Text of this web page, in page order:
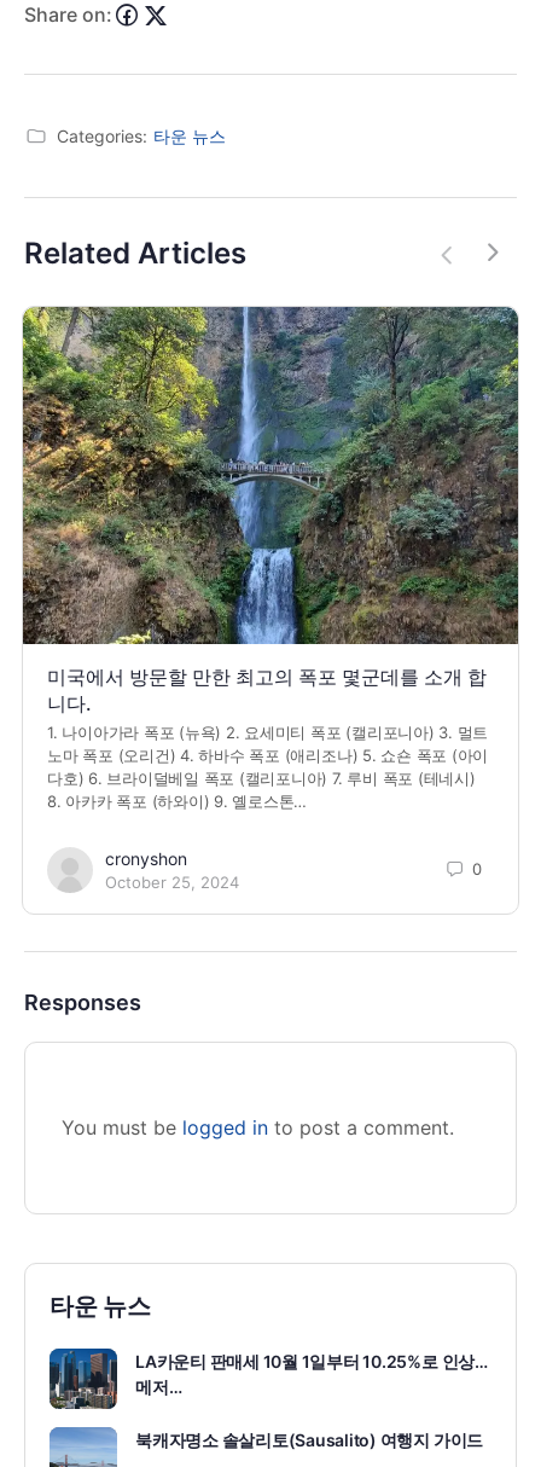
Share on:
Categories: 타운 뉴스
Related Articles
미국에서 방문할 만한 최고의 폭포 몇군데를 소개 합
니다.
1. 나이아가라 폭포 (뉴욕) 2. 요세미티 폭포 (캘리포니아) 3. 멀트
노마 폭포 (오리건) 4. 하바수 폭포 (애리조나) 5. 쇼숀 폭포 (아이
다호) 6. 브라이덜베일 폭포 (캘리포니아) 7. 루비 폭포 (테네시)
8. 아카카 폭포 (하와이) 9. 옐로스톤…
cronyshon
October 25, 2024
0
Responses
You must be logged in to post a comment.
타운 뉴스
LA카운티 판매세 10월 1일부터 10.25%로 인상…
메저…
북캐자명소 솔살리토(Sausalito) 여행지 가이드